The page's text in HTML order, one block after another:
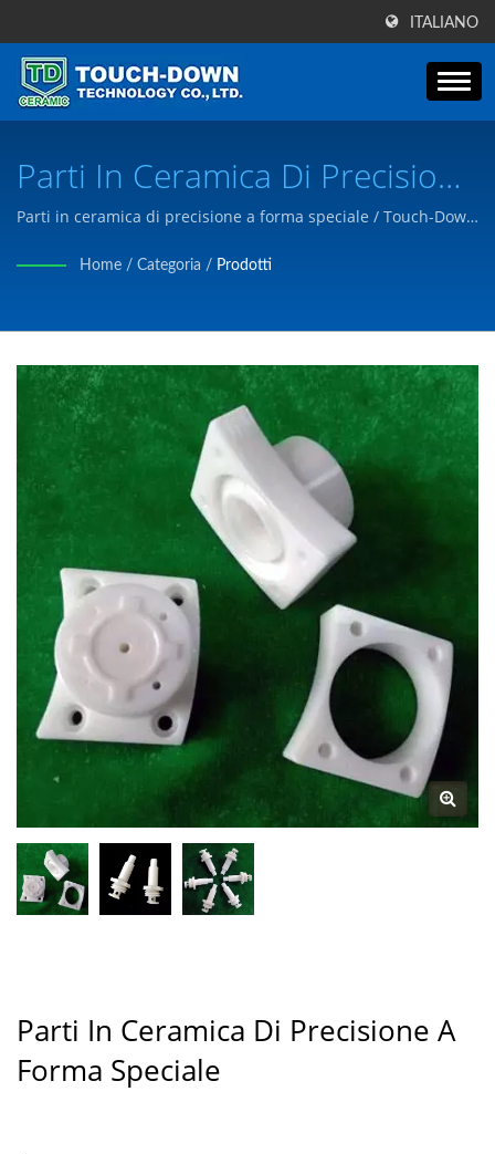
ITALIANO
Parti In Ceramica Di Precisione
A Forma Speciale | Oltre 30
Anni Di Esperienza Nella
Avanzata | Touch-Down
Technology Co., Ltd.
Parti in ceramica di precisione a forma speciale / Touch-Down
per soddisfare le esigenze dei clienti in base ai disegni o alle
Home / Categoria / Prodotti
Parti In Ceramica Di Precisione A
Forma Speciale